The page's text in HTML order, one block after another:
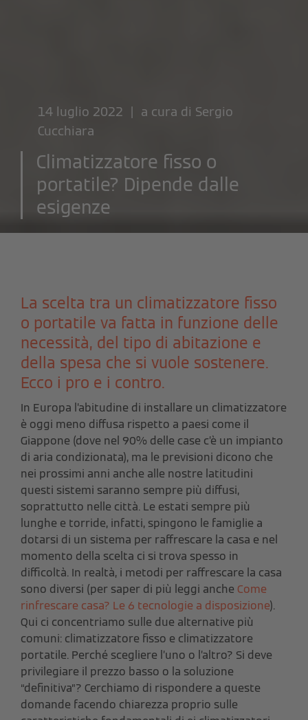
14 luglio 2022 | a cura di Sergio
Cucchiara
Climatizzatore fisso o
portatile? Dipende dalle
esigenze
La scelta tra un climatizzatore fisso
o portatile va fatta in funzione delle
necessità, del tipo di abitazione e
della spesa che si vuole sostenere.
Ecco i pro e i contro.
In Europa l’abitudine di installare un climatizzatore
è oggi meno diffusa rispetto a paesi come il
Giappone (dove nel 90% delle case c’è un impianto
di aria condizionata), ma le previsioni dicono che
nei prossimi anni anche alle nostre latitudini
questi sistemi saranno sempre più diffusi,
soprattutto nelle città. Le estati sempre più
lunghe e torride, infatti, spingono le famiglie a
dotarsi di un sistema per raffrescare la casa e nel
momento della scelta ci si trova spesso in
difficoltà. In realtà, i metodi per raffrescare la casa
sono diversi (per saper di più leggi anche Come
rinfrescare casa? Le 6 tecnologie a disposizione).
Qui ci concentriamo sulle due alternative più
comuni: climatizzatore fisso e climatizzatore
portatile. Perché scegliere l’uno o l’altro? Si deve
privilegiare il prezzo basso o la soluzione
“definitiva”? Cerchiamo di rispondere a queste
domande facendo chiarezza proprio sulle